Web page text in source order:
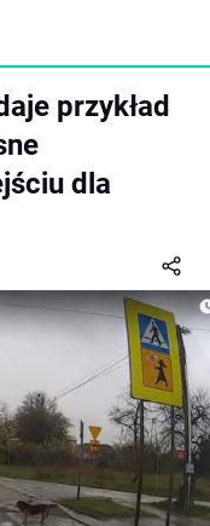
przykład
dla